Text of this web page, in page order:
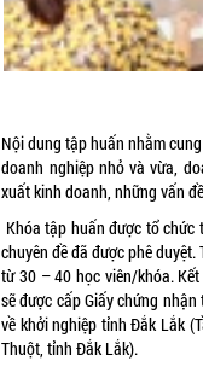
Nội dung tập huấn nhằm
doanh nghiệp nhỏ và vừa,
xuất kinh doanh, những vấn
Khóa tập huấn được tổ
chuyên đề đã được phê
từ 30 – 40 học viên/khóa.
sẽ được cấp Giấy chứng
về khởi nghiệp tỉnh Đắk Lắk
Thuột, tỉnh Đắk Lắk).